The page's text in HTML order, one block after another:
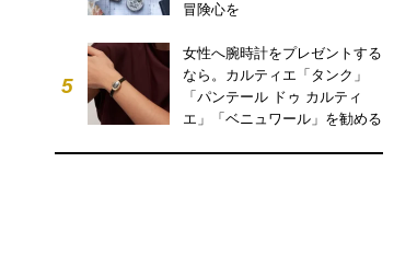
冒険心を
5
女性へ腕時計をプレゼントする
なら。カルティエ「タンク」
「パンテール ドゥ カルティ
エ」「ベニュワール」を勧める